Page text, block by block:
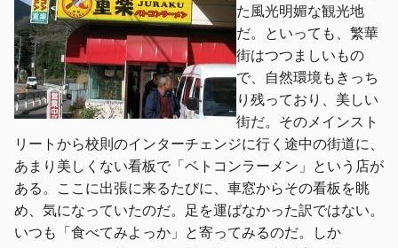
た風光明媚な観光地
だ。といっても、繁華
街はつつましいもの
で、自然環境もきっち
り残っており、美しい
街だ。そのメインスト
リートから校則のインターチェンジに行く途中の街道に、
あまり美しくない看板で「ベトコンラーメン」という店が
ある。ここに出張に来るたびに、車窓からその看板を眺
め、気になっていたのだ。足を運ばなかった訳ではない。
いつも「食べてみよっか」と寄ってみるのだ。しか